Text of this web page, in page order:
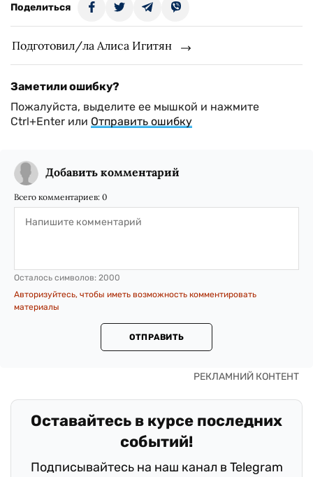
Поделиться
Подготовил/ла Алиса Игитян
Заметили ошибку?
Пожалуйста, выделите ее мышкой и нажмите
Ctrl+Enter или Отправить ошибку
Добавить комментарий
Всего комментариев: 0
Осталось символов: 2000
Авторизуйтесь, чтобы иметь возможность комментировать
материалы
ОТПРАВИТЬ
Оставайтесь в курсе последних
событий!
Подписывайтесь на наш канал в Telegram